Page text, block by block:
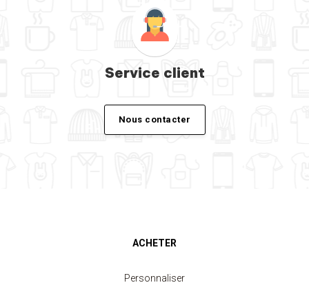
Service client
Nous contacter
ACHETER
Personnaliser